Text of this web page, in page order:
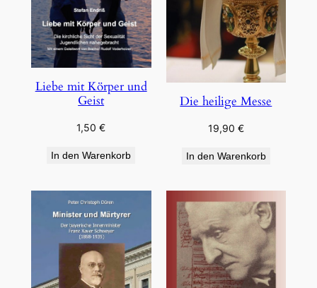
Liebe mit Körper und
Geist
1,50€
In den Warenkorb
Die heilige Messe
19,90 €
In den Warenkorb